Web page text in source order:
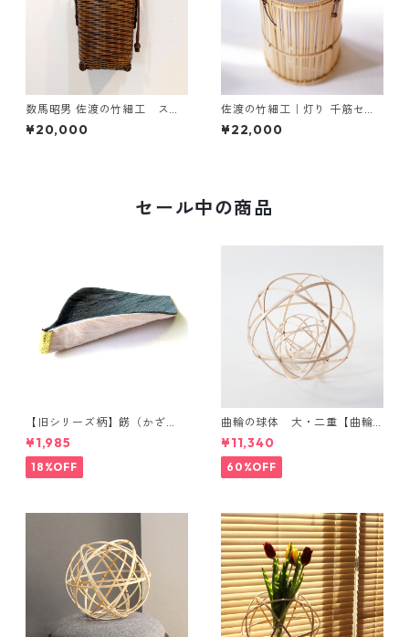
数馬昭男 佐渡の竹細工 スマ
ホショルダーバッグ 小
¥20,000
佐渡の竹細工｜灯り 千筋セン
サー丸【数量限定・受注販
売】
¥22,000
セール中の商品
【旧シリーズ柄】餝（かざ
り）金具付き 小千谷縮コース
ター（単品）
¥1,985
18%OFF
曲輪の球体 大・二重【曲輪
の弁当箱 発売記念・限定特別
価格】
¥11,340
60%OFF